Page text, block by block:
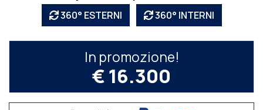
360° ESTERNI
360° INTERNI
In promozione!
€ 16.300